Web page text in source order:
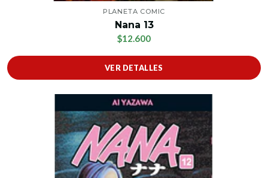
PLANETA COMIC
Nana 13
$12.600
VER DETALLES